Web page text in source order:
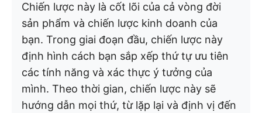
Chiến lược này là cốt lõi của cả vòng đời
sản phẩm và chiến lược kinh doanh của
bạn. Trong giai đoạn đầu, chiến lược này
định hình cách bạn sắp xếp thứ tự ưu tiên
các tính năng và xác thực ý tưởng của
mình. Theo thời gian, chiến lược này sẽ
hướng dẫn mọi thứ, từ lặp lại và định vị đến